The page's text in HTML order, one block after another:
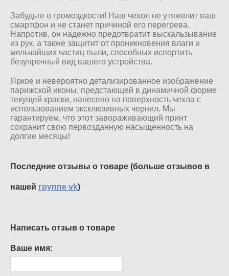
Забудьте о громоздкости! Наш чехол не утяжелит ваш
смартфон и не станет причиной его перегрева.
Напротив, он надежно предотвратит выскальзывание
из рук, а также защитит от проникновения влаги и
мельчайших частиц пыли, способных испортить
безупречный вид вашего устройства.
Яркое и невероятно детализированное изображение
парижской иконы, предстающей в динамичной форме
текущей краски, нанесено на поверхность чехла с
использованием эксклюзивных чернил. Мы
гарантируем, что этот завораживающий принт
сохранит свою первозданную насыщенность на
долгие месяцы!
Последние отзывы о товаре (больше отзывов в
нашей группе vk)
Написать отзыв о товаре
Ваше имя: